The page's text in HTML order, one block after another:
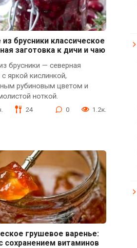
из брусники классическое
заготовка к дичи и чаю
брусники — северная
яркой кислинкой,
рубиновым цветом и
ноткой.
24 0 1.2к.
грушевое варенье:
сохранением витаминов